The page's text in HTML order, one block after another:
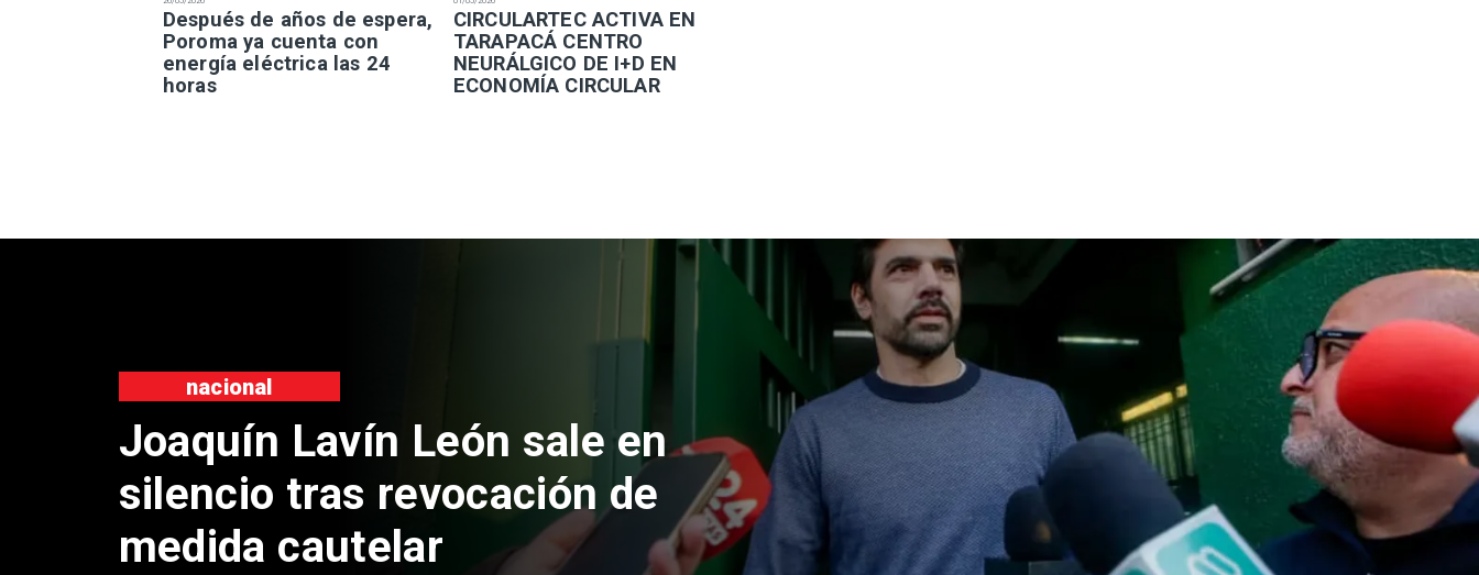
Después de años de espera,
Poroma ya cuenta con
energía eléctrica las 24
horas
​CIRCULARTEC ACTIVA EN
TARAPACÁ CENTRO
NEURÁLGICO DE I+D EN
ECONOMÍA CIRCULAR
Joaquín Lavín León sale en
silencio tras revocación de
medida cautelar
nacional